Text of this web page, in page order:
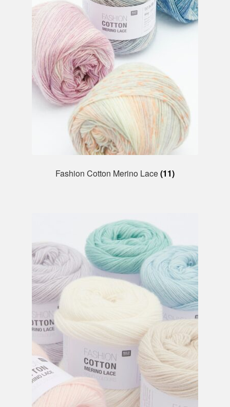
Fashion Cotton Merino Lace(11)